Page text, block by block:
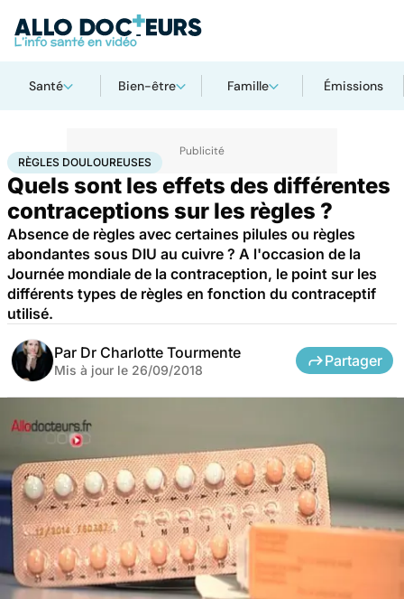
Santé Bien-être Famille Émissions
AccueilSantéRègles douloureuses
RÈGLES DOULOUREUSES
Quels sont les effets des différentes
contraceptions sur les règles ?
Absence de règles avec certaines pilules ou règles
abondantes sous DIU au cuivre ? A l'occasion de la
Journée mondiale de la contraception, le point sur les
différents types de règles en fonction du contraceptif
utilisé.
Par Dr Charlotte Tourmente
Mis à jour le 26/09/2018
Partager